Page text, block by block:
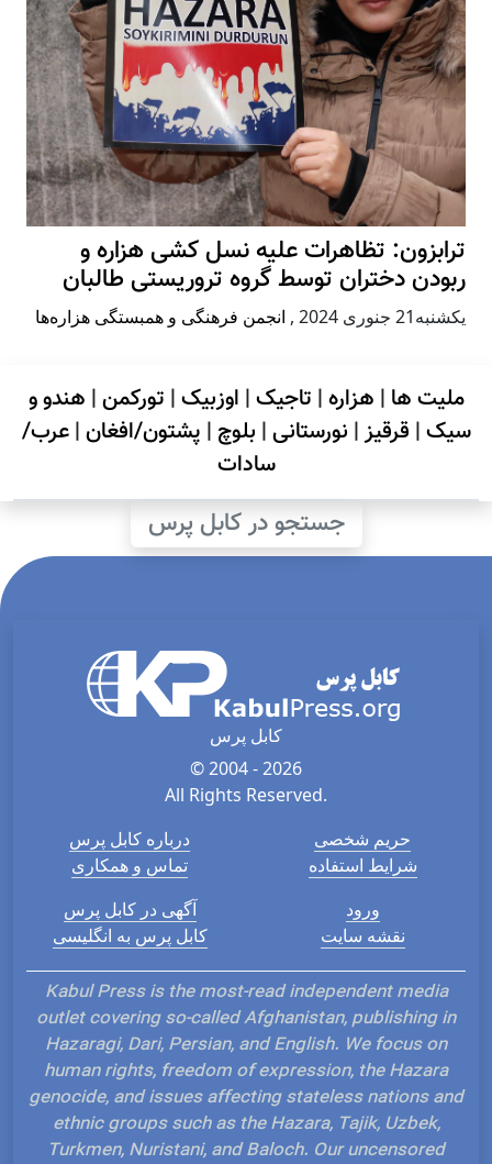
ترابزون: تظاهرات علیه نسل کشی هزاره و
ربودن دختران توسط گروه تروریستی طالبان
يكشنبه21 جنوری 2024 , انجمن فرهنگی و همبستگی هزاره‌ها
ملیت ها | هزاره| تاجیک| اوزبیک| تورکمن| هندو و
سیک| قرقیز| نورستانی| بلوچ | پشتون/افغان|عرب/
سادات
جستجو در کابل پرس
کابل پرس
© 2004 - 2026
All Rights Reserved.
درباره کابل پرس
تماس و همکاری
حریم شخصی
شرایط استفاده
آگهی در کابل پرس
کابل پرس به انگلیسی
ورود
نقشه سایت
Kabul Press is the most-read independent media
outlet covering so-called Afghanistan, publishing in
Hazaragi, Dari, Persian, and English. We focus on
human rights, freedom of expression, the Hazara
genocide, and issues affecting stateless nations and
ethnic groups such as the Hazara, Tajik, Uzbek,
Turkmen, Nuristani, and Baloch. Our uncensored